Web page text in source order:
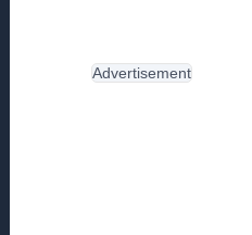
Advertisement